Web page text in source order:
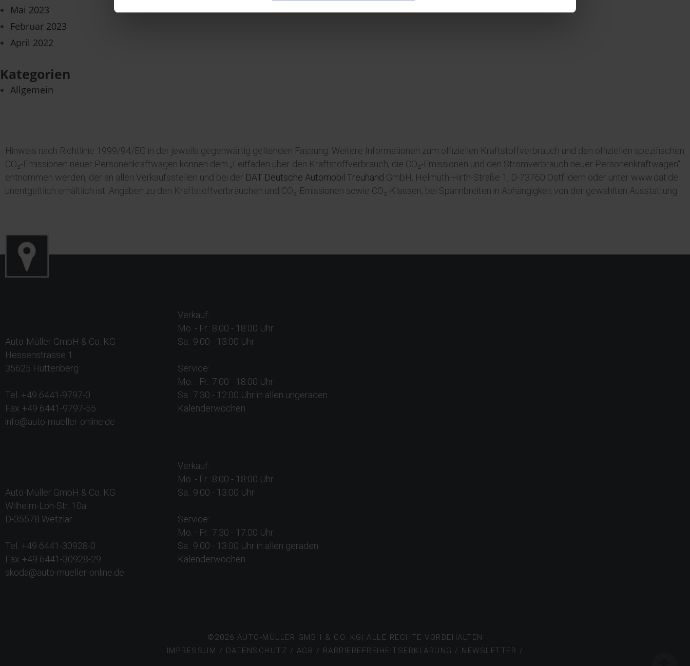
Mai 2023
Februar 2023
April 2022
Kategorien
Allgemein
Hinweis nach Richtlinie 1999/94/EG in der jeweils gegenwärtig geltenden Fassung: Weitere Informationen zum offiziellen Kraftstoffverbrauch und den offiziellen spezifischen
CO₂-Emissionen neuer Personenkraftwagen können dem „Leitfaden über den Kraftstoffverbrauch, die CO₂-Emissionen und den Stromverbrauch neuer Personenkraftwagen“
entnommen werden, der an allen Verkaufsstellen und bei der DAT Deutsche Automobil Treuhand GmbH, Helmuth-Hirth-Straße 1, D-73760 Ostfildern oder unter www.dat.de
unentgeltlich erhältlich ist. Angaben zu den Kraftstoffverbräuchen und CO₂-Emissionen sowie CO₂-Klassen; bei Spannbreiten in Abhängigkeit von der gewählten Ausstattung.
Auto-Müller GmbH & Co. KG
Hessenstrasse 1
35625 Hüttenberg
Tel. +49 6441-9797-0
Fax +49 6441-9797-55
info@auto-mueller-online.de
Verkauf:
Mo. - Fr.: 8:00 - 18:00 Uhr
Sa.: 9:00 - 13:00 Uhr
Service:
Mo. - Fr.: 7:00 - 18:00 Uhr
Sa.: 7:30 - 12:00 Uhr in allen ungeraden
Kalenderwochen
Auto-Müller GmbH & Co. KG
Wilhelm-Loh-Str. 10a
D-35578 Wetzlar
Tel. +49 6441-30928-0
Fax +49 6441-30928-29
skoda@auto-mueller-online.de
Verkauf:
Mo. - Fr.: 8:00 - 18:00 Uhr
Sa.: 9:00 - 13:00 Uhr
Service:
Mo. - Fr.: 7:30 - 17:00 Uhr
Sa.: 9:00 - 13:00 Uhr in allen geraden
Kalenderwochen
©2026 AUTO-MÜLLER GMBH & CO. KG| ALLE RECHTE VORBEHALTEN
IMPRESSUM / DATENSCHUTZ / AGB / BARRIEREFREIHEITSERKLÄRUNG / NEWSLETTER /